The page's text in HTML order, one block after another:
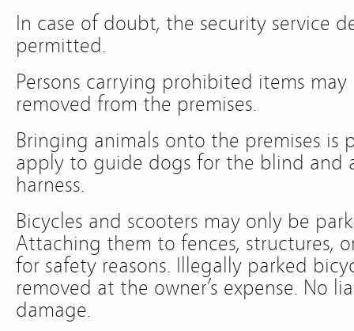
In case of doubt, the security service
permitted.
Persons carrying prohibited items
removed from the premises.
Bringing animals onto the premises is
apply to guide dogs for the blind and
harness.
Bicycles and scooters may only be
Attaching them to fences, structures,
for safety reasons. Illegally parked
removed at the owner’s expense. No
damage.